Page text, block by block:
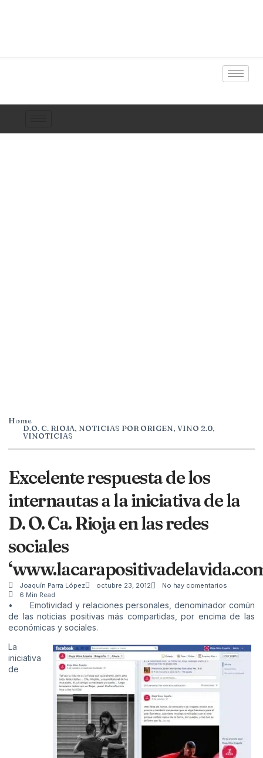
Home
D.O. C. RIOJA, NOTICIAS POR ORIGEN, VINO 2.0,
VINOTICIAS
Excelente respuesta de los
internautas a la iniciativa de la
D. O. Ca. Rioja en las redes
sociales
Joaquín Parra López octubre 23, 2012
No hay comentarios
6 Min Read
• Emotividad y relaciones personales, denominador común
de las noticias positivas más compartidas, por encima de las
económicas y sociales.
La
iniciativa
de